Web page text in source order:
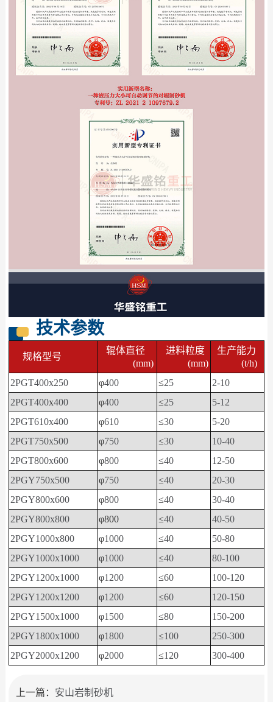
技术参数
规格型号
辊体直径
(mm)
进料粒度
(mm)
生产能力
(t/h)
2PGT400x250
φ400 ≤25
2-10
2PGT400x400 φ400 ≤25
5-12
2PGT610x400
φ610 ≤30
5-20
2PGT750x500
φ750 ≤30
10-40
2PGT800x600
φ800 ≤40
12-50
2PGY750x500
φ750 ≤40
20-30
2PGY800x600
φ800 ≤40
30-40
2PGY800x800
φ800 ≤40
40-50
2PGY1000x800
φ1000 ≤40
50-80
2PGY1000x1000
φ1000 ≤40
80-100
2PGY1200x1000
φ1200 ≤60
100-120
2PGY1200x1200
φ1200 ≤60
120-150
2PGY1500x1000
φ1500 ≤80
150-200
2PGY1800x1000
φ1800 ≤100
250-300
2PGY2000x1200
φ2000 ≤120 300-400
上一篇： 安山岩制砂机